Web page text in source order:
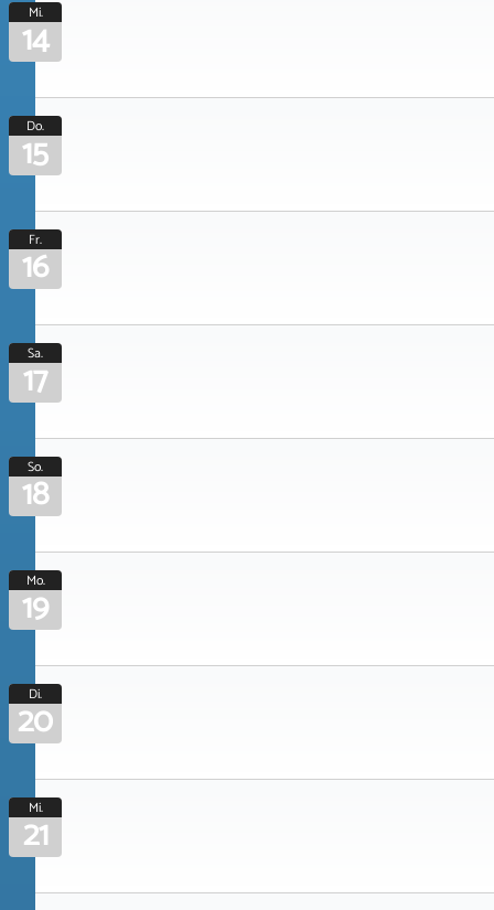
Mi.
14
Do.
15
Fr.
16
Sa.
17
So.
18
Mo.
19
Di.
20
Mi.
21